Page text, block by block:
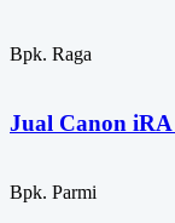
Bpk. Raga
Jual Canon
Bpk. Parmi